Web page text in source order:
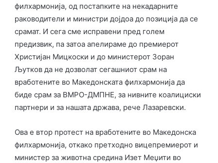
филхармонија, од постапките на некадарните
раководители и министри дојдоа до позиција да се
срамат. И сега сме исправени пред голем
предизвик, па затоа апелираме до премиерот
Христијан Мицкоски и до министерот Зоран
Љутков да не дозволат сегашниот срам на
вработените во Македонската филхармонија да
биде срам за ВМРО-ДМПНЕ, за нивните коалициски
партнери и за нашата држава, рече Лазаревски.
Ова е втор протест на вработените во Македонска
филхармонија, откако претходно вицепремиерот и
министер за животна средина Изет Меџити во